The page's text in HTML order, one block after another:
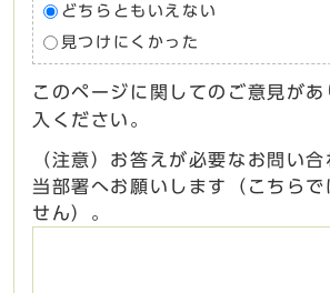
どちらともいえない
見つけにくかった
このページに関してのご意見が
入ください。
（注意）お答えが必要なお問い
当部署へお願いします（こちら
せん）。